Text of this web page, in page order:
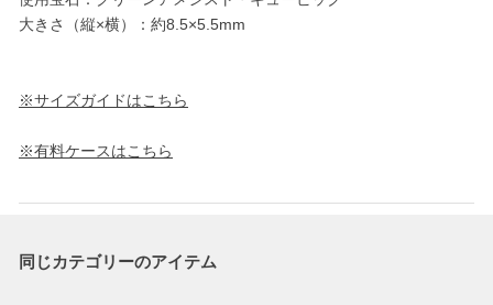
大きさ（縦×横）：約8.5×5.5mm
※サイズガイドはこちら
※有料ケースはこちら
同じカテゴリーのアイテム